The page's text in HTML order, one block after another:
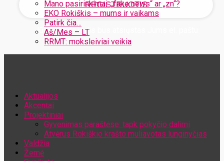
Mano pasirinkimai: „fake news“ ar „zn“?
EKO Rokiškis – mums ir vaikams
Patirk čia…
Aš/Mes – LT
RRMT: moksleiviai veikia
Jūsų slaptažodis bus atsiųstas Jums el. paštu
Aktualijos
Akcentai
Projektiniai
Gyvenimas paraštėse: tapk pokyčio dalimi
Atvėrus Rokiškio krašto muliavotas lunginyčias
Valdžia
Žemė